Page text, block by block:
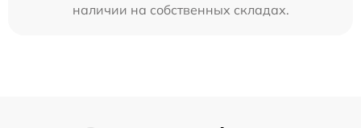
наличии на собственных складах.